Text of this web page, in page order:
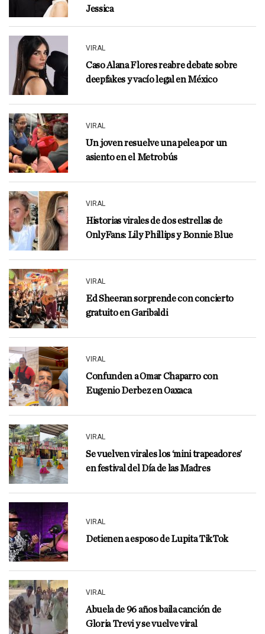
Jessica
VIRAL
Caso Alana Flores reabre debate sobre
deepfakes y vacío legal en México
VIRAL
Un joven resuelve una pelea por un
asiento en el Metrobús
VIRAL
Historias virales de dos estrellas de
OnlyFans: Lily Phillips y Bonnie Blue
VIRAL
Ed Sheeran sorprende con concierto
gratuito en Garibaldi
VIRAL
Confunden a Omar Chaparro con
Eugenio Derbez en Oaxaca
VIRAL
Se vuelven virales los ‘mini trapeadores’
en festival del Día de las Madres
VIRAL
Detienen a esposo de Lupita TikTok
VIRAL
Abuela de 96 años baila canción de
Gloria Trevi y se vuelve viral